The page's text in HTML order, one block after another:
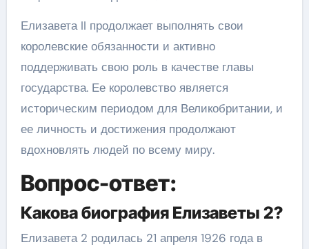
Елизавета II продолжает выполнять свои
королевские обязанности и активно
поддерживать свою роль в качестве главы
государства. Ее королевство является
историческим периодом для Великобритании, и
ее личность и достижения продолжают
вдохновлять людей по всему миру.
Вопрос-ответ:
Какова биография Елизаветы 2?
Елизавета 2 родилась 21 апреля 1926 года в